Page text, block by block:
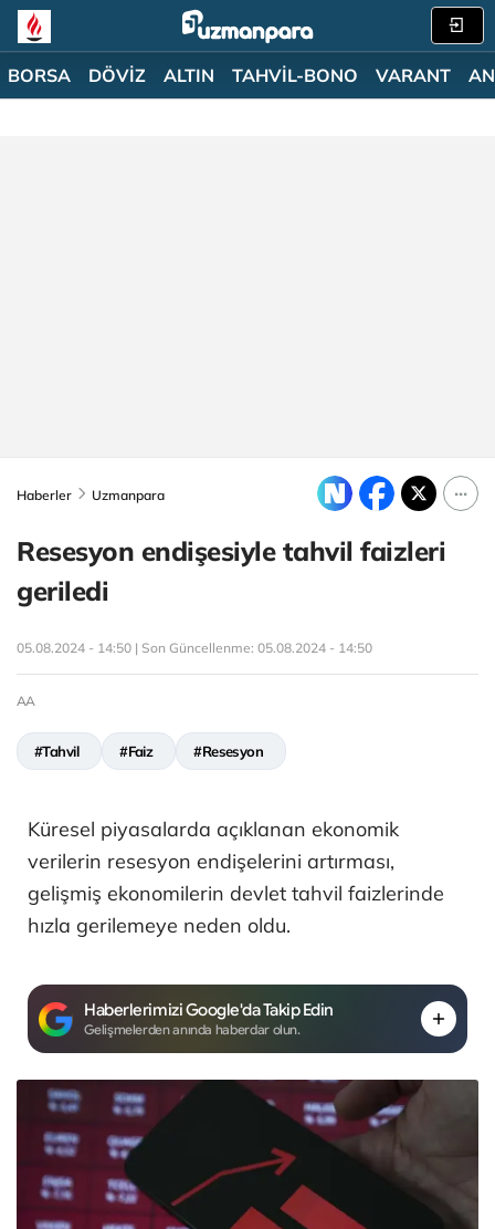
BORSA DÖVİZ ALTIN TAHVİL-BONO VARANT
Haberler Uzmanpara
Resesyon endişesiyle tahvil faizleri
geriledi
05.08.2024 - 14:50 | Son Güncellenme: 05.08.2024 - 14:50
AA
#Tahvil #Faiz #Resesyon
Küresel piyasalarda açıklanan ekonomik
verilerin resesyon endişelerini artırması,
gelişmiş ekonomilerin devlet tahvil faizlerinde
hızla gerilemeye neden oldu.
Haberlerimizi Google'da Takip Edin
Gelişmelerden anında haberdar olun.